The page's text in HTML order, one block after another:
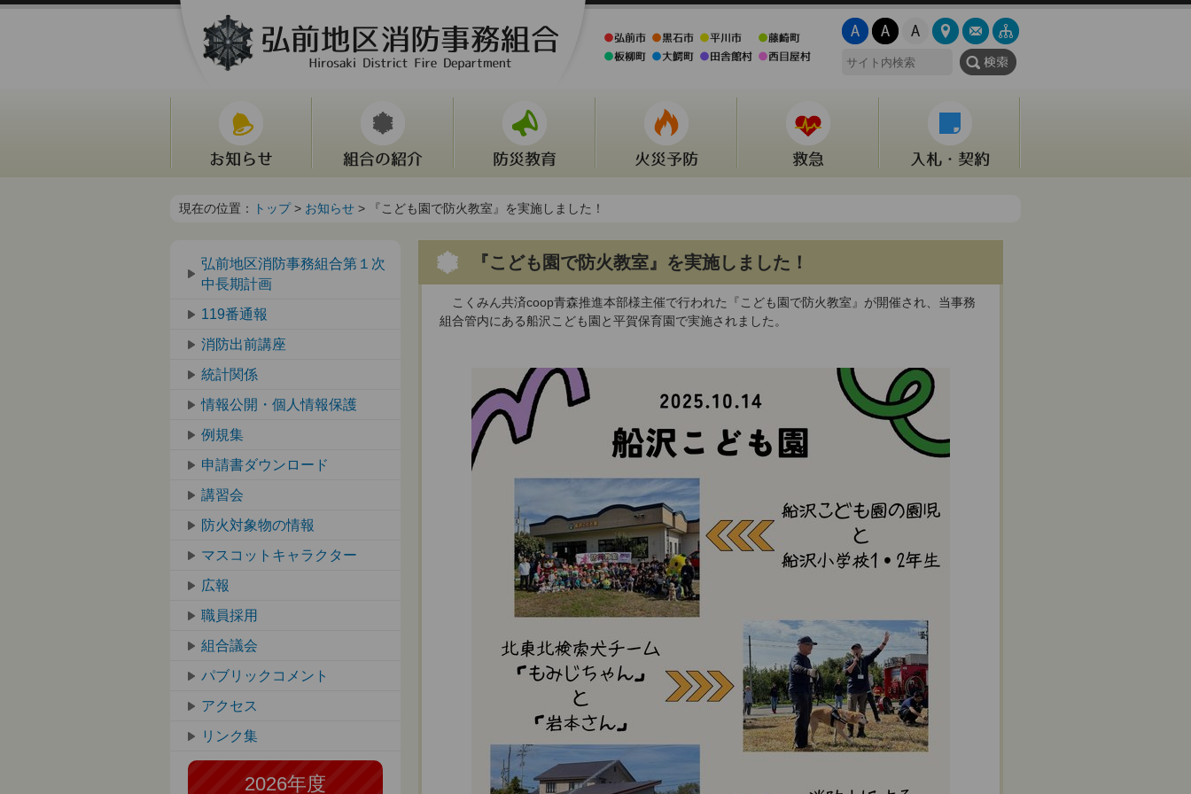
現在の位置： トップ> お知らせ > 『こども園で防火教室』を実施しました！
『こども園で防火教室』を実施しました！
こくみん共済coop青森推進本部様主催で行われた『こども園で防火教室』が開催され、当事務
組合管内にある船沢こども園と平賀保育園で実施されました。
弘前地区消防事務組合第１次
中長期計画
119番通報
消防出前講座
統計関係
情報公開・個人情報保護
例規集
申請書ダウンロード
講習会
防火対象物の情報
マスコットキャラクター
広報
職員採用
組合議会
パブリックコメント
アクセス
リンク集
2026年度